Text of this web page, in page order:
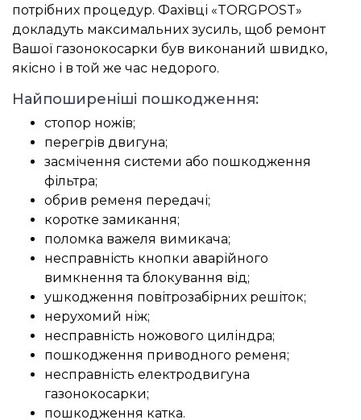
потрібних процедур. Фахівці «TORGPOST»
докладуть максимальних зусиль, щоб ремонт
Вашої газонокосарки був виконаний швидко,
якісно і в той же час недорого.
Найпоширеніші пошкодження:
стопор ножів;
перегрів двигуна;
засмічення системи або пошкодження
фільтра;
обрив ременя передачі;
коротке замикання;
поломка важеля вимикача;
несправність кнопки аварійного
вимкнення та блокування від;
ушкодження повітрозабірних решіток;
нерухомий ніж;
несправність ножового циліндра;
пошкодження приводного ременя;
несправність електродвигуна
газонокосарки;
пошкодження катка.